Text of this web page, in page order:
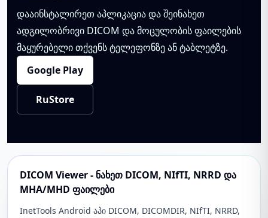
დააინსტალირეთ აპლიკაცია და შეინახეთ
ადგილობრივი DICOM და მოცულობის ფაილების
მაყურებელი თქვენს ტელეფონზე ან ტაბლეტზე.
Google Play
RuStore
DICOM Viewer - ნახეთ DICOM, NIfTI, NRRD და
MHA/MHD ფაილები
InetTools Android აპი DICOM, DICOMDIR, NIfTI, NRRD,